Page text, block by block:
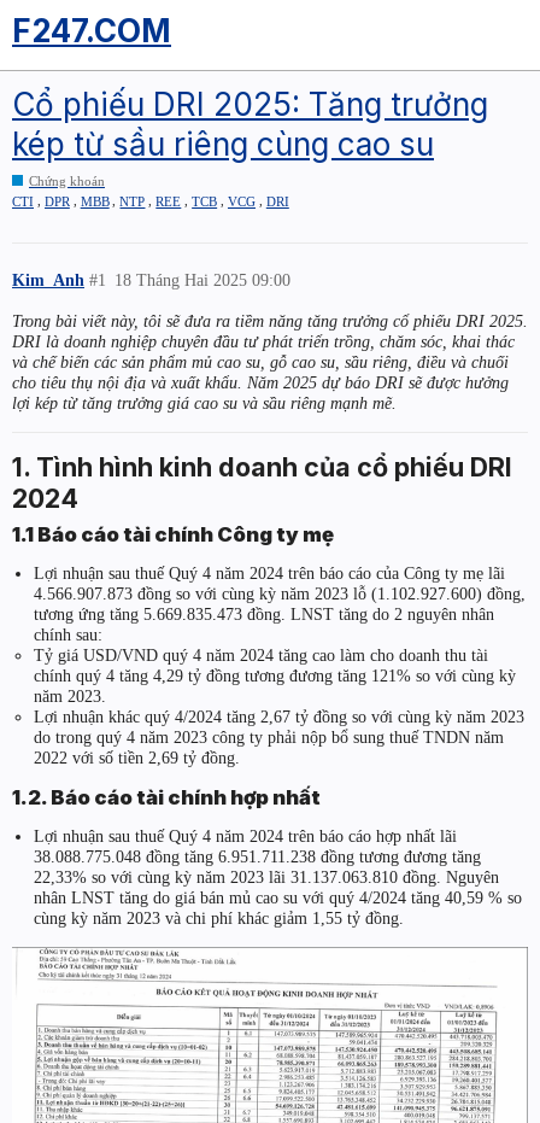
F247.COM
Cổ phiếu DRI 2025: Tăng trưởng
kép từ sầu riêng cùng cao su
Chứng khoán
CTI
DPR MBB ,NTP ,REE ,TCB VCG DRI
Kim_Anh 18 Tháng Hai 2025 09:00
#1
Trong bài viết này, tôi sẽ đưa ra tiềm năng tăng trưởng cổ phiếu DRI 2025.
DRI là doanh nghiệp chuyên đầu tư phát triển trồng, chăm sóc, khai thác
và chế biến các sản phẩm mủ cao su, gỗ cao su, sầu riêng, điều và chuối
cho tiêu thụ nội địa và xuất khẩu. Năm 2025 dự báo DRI sẽ được hưởng
lợi kép từ tăng trưởng giá cao su và sầu riêng mạnh mẽ.
1. Tình hình kinh doanh của cổ phiếu DRI
2024
1.1 Báo cáo tài chính Công ty mẹ
Lợi nhuận sau thuế Quý 4 năm 2024 trên báo cáo của Công ty mẹ lãi
4.566.907.873 đồng so với cùng kỳ năm 2023 lỗ (1.102.927.600) đồng,
tương ứng tăng 5.669.835.473 đồng. LNST tăng do 2 nguyên nhân
chính sau:
Tỷ giá USD/VND quý 4 năm 2024 tăng cao làm cho doanh thu tài
chính quý 4 tăng 4,29 tỷ đồng tương đương tăng 121% so với cùng kỳ
năm 2023.
Lợi nhuận khác quý 4/2024 tăng 2,67 tỷ đồng so với cùng kỳ năm 2023
do trong quý 4 năm 2023 công ty phải nộp bổ sung thuế TNDN năm
2022 với số tiền 2,69 tỷ đồng.
1.2. Báo cáo tài chính hợp nhất
Lợi nhuận sau thuế Quý 4 năm 2024 trên báo cáo hợp nhất lãi
38.088.775.048 đồng tăng 6.951.711.238 đồng tương đương tăng
22,33% so với cùng kỳ năm 2023 lãi 31.137.063.810 đồng. Nguyên
nhân LNST tăng do giá bán mủ cao su với quý 4/2024 tăng 40,59 % so
cùng kỳ năm 2023 và chi phí khác giảm 1,55 tỷ đồng.